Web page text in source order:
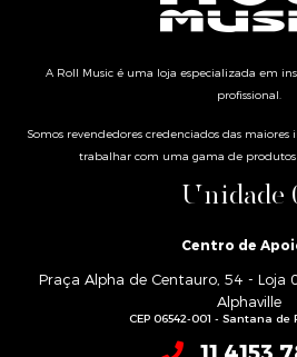
A Roll Music é uma loja especializada em
profissional.
Somos revendedores credenciados das
trabalhar com uma gama de produtos
Unidade
Centro de
Praça Alpha de Centauro, 54 - Loja
Alphaville
CEP 06542-001 - Santana de
11